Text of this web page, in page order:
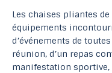
Les chaises pliantes
équipements
d’événements de
réunion, d’un repas
manifestation sportive,